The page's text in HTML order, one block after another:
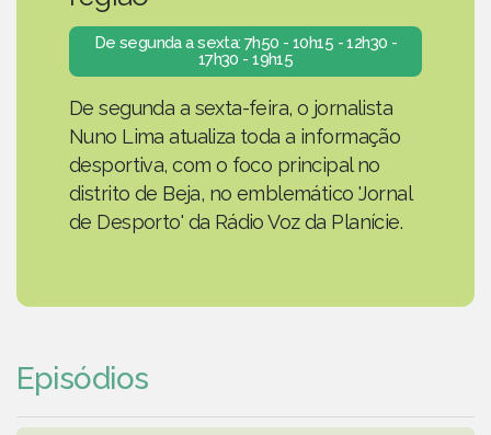
De segunda a sexta: 7h50 - 10h15 - 12h30 -
17h30 - 19h15
De segunda a sexta-feira, o jornalista
Nuno Lima atualiza toda a informação
desportiva, com o foco principal no
distrito de Beja, no emblemático 'Jornal
de Desporto' da Rádio Voz da Planície.
Episódios